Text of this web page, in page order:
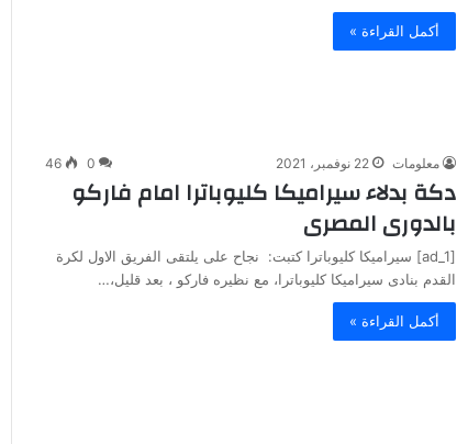
أكمل القراءة »
معلومات 22 نوفمبر، 2021 0
46
دكة بدلاء سيراميكا كليوباترا امام فاركو
بالدورى المصرى
[ad_1] سيراميكا كليوباترا كتبت: نجاح على يلتقى الفريق الاول لكرة
القدم بنادى سيراميكا كليوباترا، مع نظيره فاركو ، بعد قليل،…
أكمل القراءة »